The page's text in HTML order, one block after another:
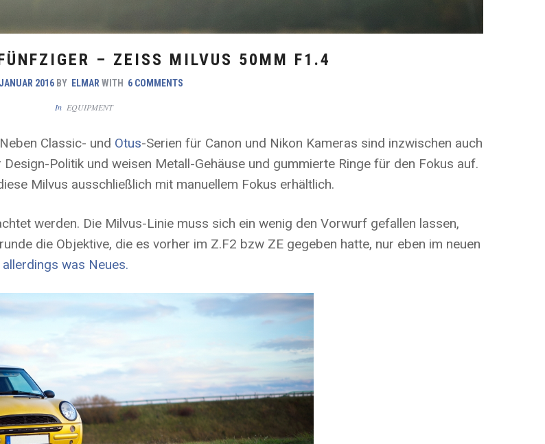
– ZEISS MILVUS 50MM F1.4
2016 BY ELMAR WITH 6 COMMENTS
In EQUIPMENT
Classic- und Otus-Serien für Canon und Nikon Kameras sind inzwischen auch
Politik und weisen Metall-Gehäuse und gummierte Ringe für den Fokus auf.
Milvus ausschließlich mit manuellem Fokus erhältlich.
werden. Die Milvus-Linie muss sich ein wenig den Vorwurf gefallen lassen,
die Objektive, die es vorher im Z.F2 bzw ZE gegeben hatte, nur eben im neuen
was Neues.